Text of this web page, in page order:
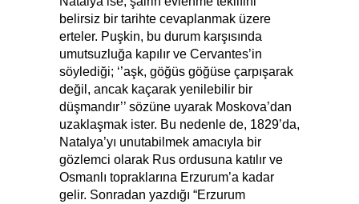
belirsiz bir tarihte cevaplanmak üzere
erteler. Puşkin, bu durum karşısında
umutsuzluğa kapılır ve Cervantes’in
söylediği; ‘’aşk, göğüs göğüse çarpışarak
değil, ancak kaçarak yenilebilir bir
düşmandır’’ sözüne uyarak Moskova’dan
uzaklaşmak ister. Bu nedenle de, 1829’da,
Natalya’yı unutabilmek amacıyla bir
gözlemci olarak Rus ordusuna katılır ve
Osmanlı topraklarına Erzurum’a kadar
gelir. Sonradan yazdığı “Erzurum